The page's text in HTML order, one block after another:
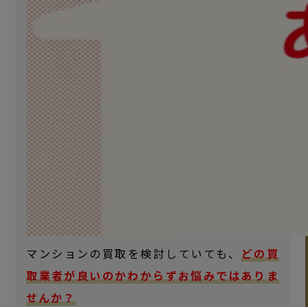
マンションの買取を検討していても、 どの買
取業者が良いのかわからずお悩みではありま
せんか？